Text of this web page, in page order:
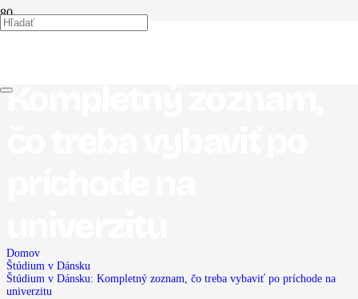
Kompletný zoznam,
Domov
Štúdium v Dánsku
Štúdium v Dánsku: Kompletný zoznam, čo treba vybaviť po príchode na
univerzitu